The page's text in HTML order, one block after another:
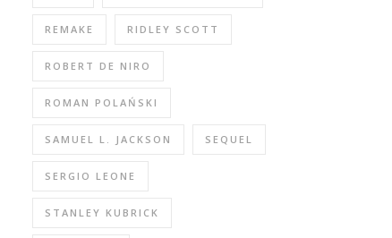
REMAKE RIDLEY SCOTT
ROBERT DE NIRO
ROMAN POLAŃSKI
SAMUEL L. JACKSON SEQUEL
SERGIO LEONE
STANLEY KUBRICK